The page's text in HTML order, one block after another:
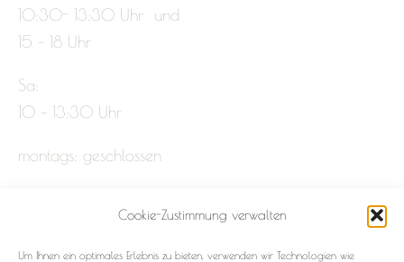
Cookie-Zustimmung verwalten
Um Ihnen ein optimales Erlebnis zu bieten, verwenden wir Technologien wie
10:30- 13:30 Uhr und
15 – 18 Uhr
Sa:
10 – 13:30 Uhr
montags: geschlossen